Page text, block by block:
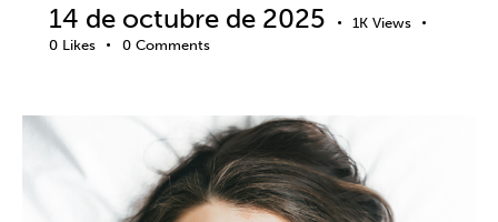
14 de octubre de 2025 1K Views
0 Likes 0 Comments